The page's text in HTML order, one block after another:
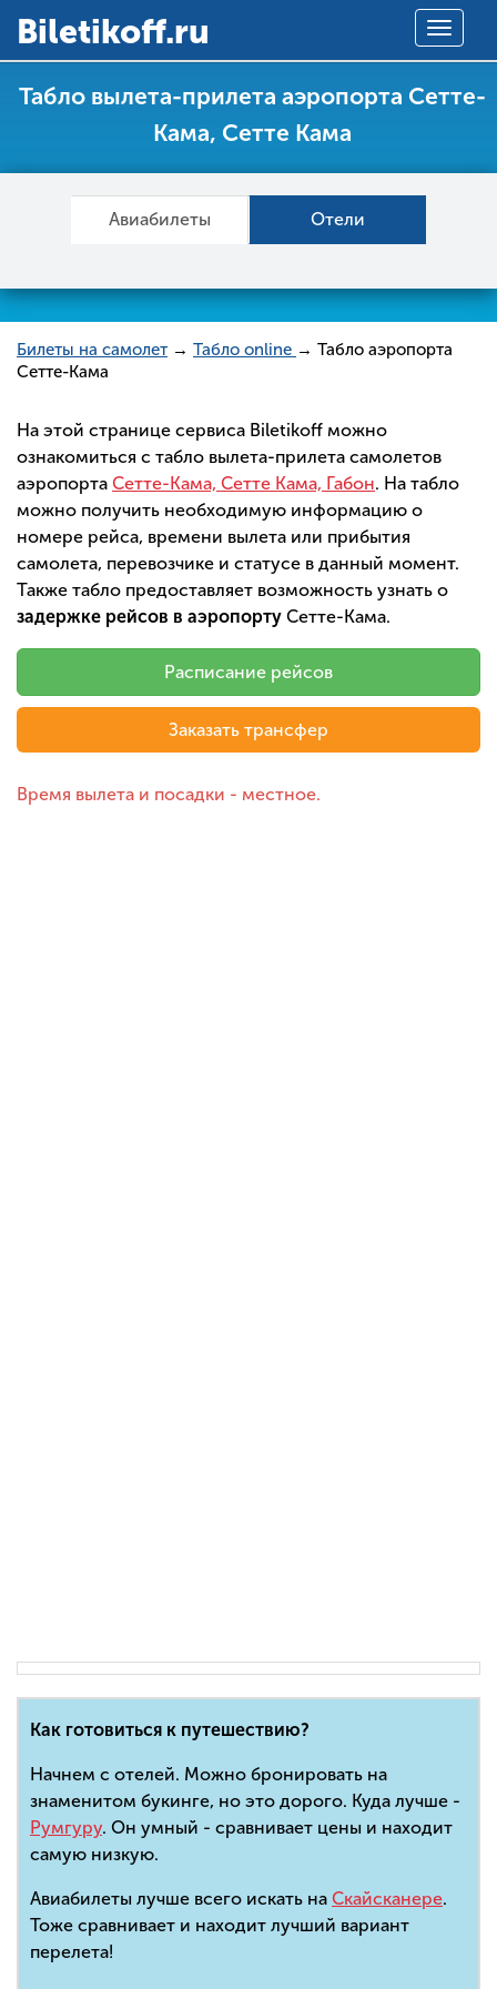
Toggle
Вiletikoff.ru
Табло вылета-прилета аэропорта Сетте-
Кама, Сетте Кама
Авиабилеты Отели
Билеты на самолет → Табло online → Табло аэропорта
Сетте-Кама
На этой странице сервиса Biletikoff можно
ознакомиться с табло вылета-прилета самолетов
аэропорта Сетте-Кама, Сетте Кама, Габон. На табло
можно получить необходимую информацию о
номере рейса, времени вылета или прибытия
самолета, перевозчике и статусе в данный момент.
Также табло предоставляет возможность узнать о
задержке рейсов в аэропорту Сетте-Кама.
Расписание рейсов
Заказать трансфер
Время вылета и посадки - местное.
Как готовиться к путешествию?
Начнем с отелей. Можно бронировать на
знаменитом букинге, но это дорого. Куда лучше -
Румгуру. Он умный - сравнивает цены и находит
самую низкую.
Авиабилеты лучше всего искать на Скайсканере.
Тоже сравнивает и находит лучший вариант
перелета!